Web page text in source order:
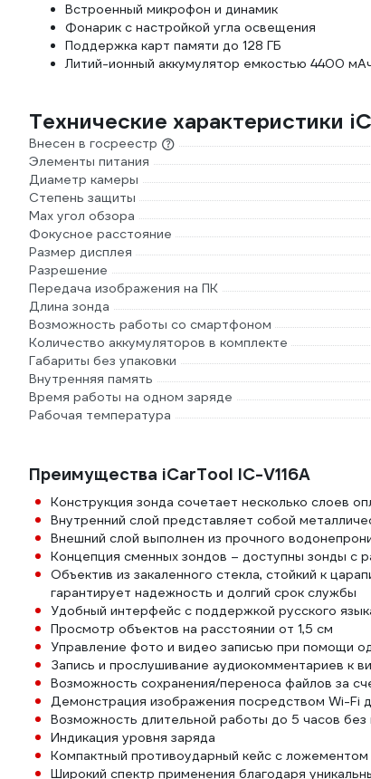
Встроенный микрофон и динамик
Фонарик с настройкой угла освещения
Поддержка карт памяти до 128 ГБ
Литий-ионный аккумулятор емкостью 4400
Технические характеристики
Внесен в госреестр
Элементы питания
Диаметр камеры
Степень защиты
Max угол обзора
Фокусное расстояние
Размер дисплея
Разрешение
Передача изображения на ПК
Длина зонда
Возможность работы со смартфоном
Количество аккумуляторов в комплекте
Габариты без упаковки
Внутренняя память
Время работы на одном заряде
Рабочая температура
Преимущества iCarTool IC-V116A
Конструкция зонда сочетает несколько слоев
Внутренний слой представляет собой
Внешний слой выполнен из прочного
Концепция сменных зондов – доступны зонды с
Объектив из закаленного стекла, стойкий к
гарантирует надежность и долгий срок службы
Удобный интерфейс с поддержкой русского
Просмотр объектов на расстоянии от 1,5 см
Управление фото и видео записью при помощи
Запись и прослушивание аудиокомментариев к
Возможность сохранения/переноса файлов за
Демонстрация изображения посредством Wi-Fi
Возможность длительной работы до 5 часов без
Индикация уровня заряда
Компактный противоударный кейс с ложементом
Широкий спектр применения благодаря